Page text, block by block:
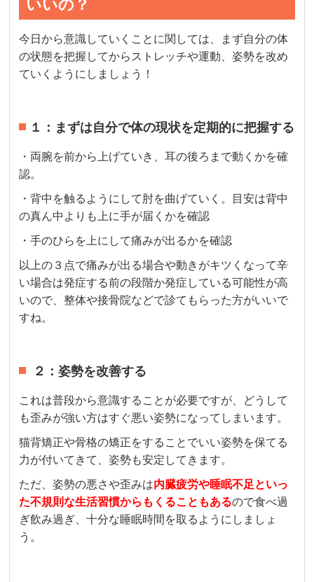
いいの？
今日から意識していくことに関しては、まず自分の体
の状態を把握してからストレッチや運動、姿勢を改め
ていくようにしましょう！
１：まずは自分で体の現状を定期的に把握する
・両腕を前から上げていき、耳の後ろまで動くかを確
認。
・背中を触るようにして肘を曲げていく。目安は背中
の真ん中よりも上に手が届くかを確認
・手のひらを上にして痛みが出るかを確認
以上の３点で痛みが出る場合や動きがキツくなって辛
い場合は発症する前の段階か発症している可能性が高
いので、整体や接骨院などで診てもらった方がいいで
すね。
２：姿勢を改善する
これは普段から意識することが必要ですが、どうして
も歪みが強い方はすぐ悪い姿勢になってしまいます。
猫背矯正や骨格の矯正をすることでいい姿勢を保てる
力が付いてきて、姿勢も安定してきます。
ただ、姿勢の悪さや歪みは内臓疲労や睡眠不足といっ
た不規則な生活習慣からもくることもあるので食べ過
ぎ飲み過ぎ、十分な睡眠時間を取るようにしましょ
う。